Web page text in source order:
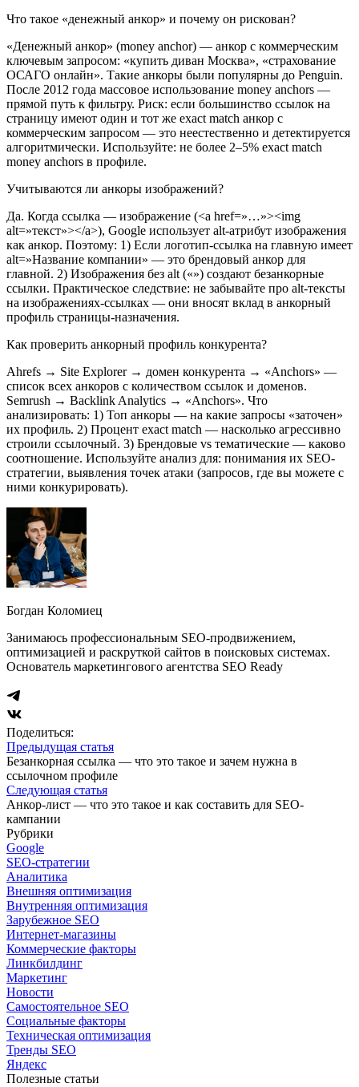
Что такое «денежный анкор» и почему он рискован?
«Денежный анкор» (money anchor) — анкор с коммерческим
ключевым запросом: «купить диван Москва», «страхование
ОСАГО онлайн». Такие анкоры были популярны до Penguin.
После 2012 года массовое использование money anchors —
прямой путь к фильтру. Риск: если большинство ссылок на
страницу имеют один и тот же exact match анкор с
коммерческим запросом — это неестественно и детектируется
алгоритмически. Используйте: не более 2–5% exact match
money anchors в профиле.
Учитываются ли анкоры изображений?
Да. Когда ссылка — изображение (<a href=»…»><img
alt=»текст»></a>), Google использует alt-атрибут изображения
как анкор. Поэтому: 1) Если логотип-ссылка на главную имеет
alt=»Название компании» — это брендовый анкор для
главной. 2) Изображения без alt («») создают безанкорные
ссылки. Практическое следствие: не забывайте про alt-тексты
на изображениях-ссылках — они вносят вклад в анкорный
профиль страницы-назначения.
Как проверить анкорный профиль конкурента?
Ahrefs → Site Explorer → домен конкурента → «Anchors» —
список всех анкоров с количеством ссылок и доменов.
Semrush → Backlink Analytics → «Anchors». Что
анализировать: 1) Топ анкоры — на какие запросы «заточен»
их профиль. 2) Процент exact match — насколько агрессивно
строили ссылочный. 3) Брендовые vs тематические — каково
соотношение. Используйте анализ для: понимания их SEO-
стратегии, выявления точек атаки (запросов, где вы можете с
ними конкурировать).
Богдан Коломиец
Занимаюсь профессиональным SEO-продвижением,
оптимизацией и раскруткой сайтов в поисковых системах.
Основатель маркетингового агентства SEO Ready
Поделиться:
Предыдущая статья
Безанкорная ссылка — что это такое и зачем нужна в
ссылочном профиле
Следующая статья
Анкор-лист — что это такое и как составить для SEO-
кампании
Рубрики
Google
SEO-стратегии
Аналитика
Внешняя оптимизация
Внутренняя оптимизация
Зарубежное SEO
Интернет-магазины
Коммерческие факторы
Линкбилдинг
Маркетинг
Новости
Самостоятельное SEO
Социальные факторы
Техническая оптимизация
Тренды SEO
Яндекс
Полезные статьи